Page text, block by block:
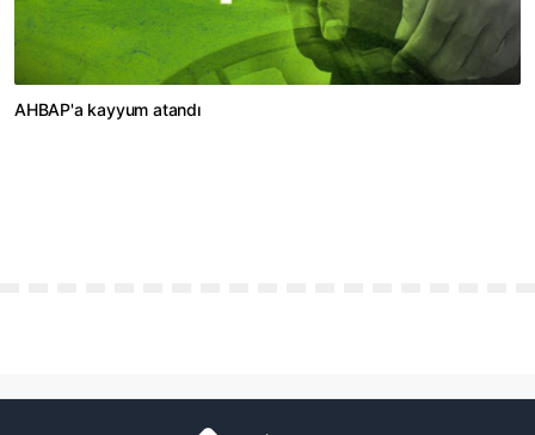
AHBAP'a kayyum atandı